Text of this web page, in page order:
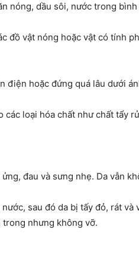
nóng, dầu sôi, nước trong
đồ vật nóng hoặc vật có tính
điện hoặc đứng quá lâu dưới
các loại hóa chất như chất tẩy
đau và sưng nhẹ. Da vẫn
sau đó da bị tấy đỏ, rát
nhưng không vỡ.